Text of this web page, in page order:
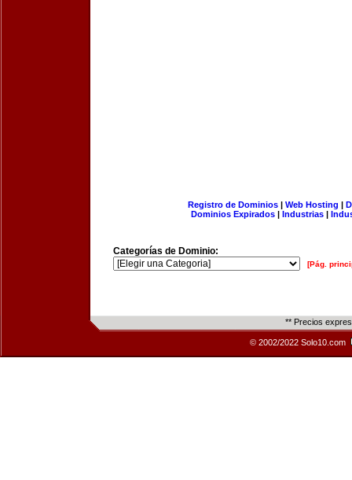
Registro de Dominios| Web Hosting |
Dominios Expirados | Industrias |
Categorías de Dominio:
[Pág.
** Precios
© 2002/2022 Solo10.com